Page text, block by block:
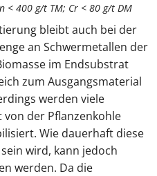
< 400 g/t TM; Cr < 80 g/t DM
bleibt auch bei der
an Schwermetallen der
im Endsubstrat
zum Ausgangsmaterial
werden viele
der Pflanzenkohle
Wie dauerhaft diese
wird, kann jedoch
werden. Da die